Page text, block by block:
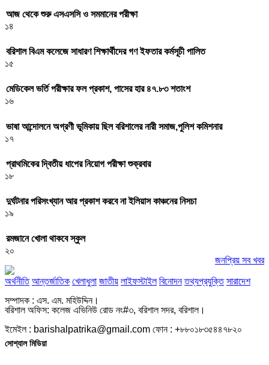
আজ থেকে শুরু এসএসসি ও সমমানের পরীক্ষা
১৪
বরিশাল বিএম কলেজে সাধারণ শিক্ষার্থীদের গণ ইফতার কর্মসূচী পালিত
১৫
মেডিকেল ভর্তি পরীক্ষার ফল প্রকাশ, পাসের হার ৪৭.৮৩ শতাংশ
১৬
ভাষা আন্দোলনে অগ্রণী ভূমিকায় ছিল বরিশালের নারী সমাজ,পুলিশ কমিশনার
১৭
প্রাথমিকের দ্বিতীয় ধাপের নিয়োগ পরীক্ষা শুক্রবার
১৮
দুর্ঘটনার পরিসংখ্যান আর প্রকাশ করবে না ইলিয়াস কাঞ্চনের নিসচা
১৯
রমজানে খোলা থাকবে স্কুল
২০
জনপ্রিয় সব খবর
অর্থনীতি আন্তর্জাতিক খেলাধুলা জাতীয় লাইফস্টাইল বিনোদন তথ্যপ্রযুক্তি সারাদেশ
সম্পাদক : এস. এম. মহিউদ্দিন।
বরিশাল অফিস: কলেজ এভিনিউ রোড নং#৩, বরিশাল সদর, বরিশাল।
ইমেইল : barishalpatrika@gmail.com ফোন : +৮৮০১৮৩৫৪৪৭৮২০
সোশ্যাল মিডিয়া